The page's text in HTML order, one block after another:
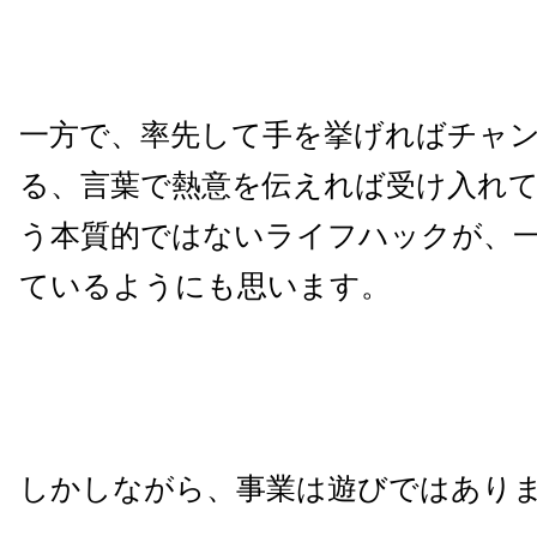
一方で、率先して手を挙げればチャ
る、言葉で熱意を伝えれば受け入れ
う本質的ではないライフハックが、
ているようにも思います。
しかしながら、事業は遊びではあり